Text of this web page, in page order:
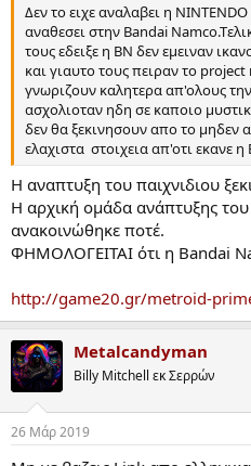
Δεν το ειχε αναλαβει η
αναθεσει στην Bandai
τους εδειξε η ΒN δεν εμειναν
και γιαυτο τους πειραν το
γνωριζουν καλητερα απ'ολους
ασχολιοταν ηδη σε καποιο
δεν θα ξεκινησουν απο το μηδεν
ελαχιστα στοιχεια απ'οτι εκανε η
Η αναπτυξη του παιχνιδιου
Η αρχική ομάδα ανάπτυξης
ανακοινώθηκε ποτέ.
ΦΗΜΟΛΟΓΕΙΤΑΙ ότι η Bandai
http://game20.gr/metroid-
Metalcandyman
Billy Mitchell εκ Σερρών
26 Μάρ 2019